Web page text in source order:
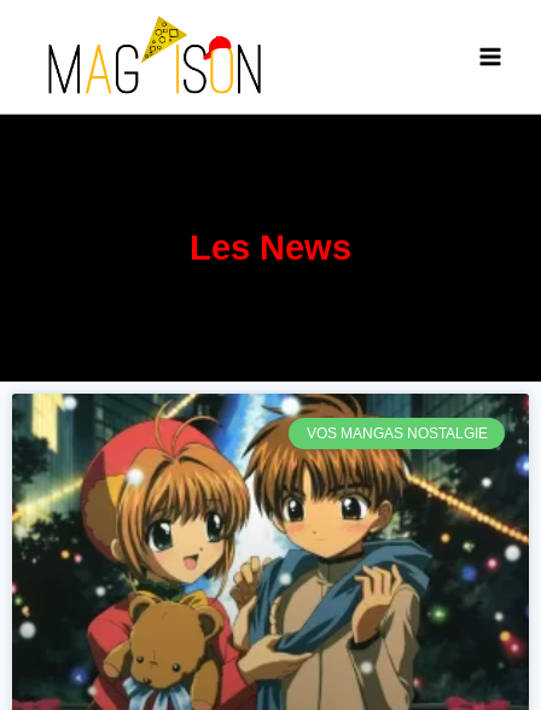
Les News
VOS MANGAS NOSTALGIE